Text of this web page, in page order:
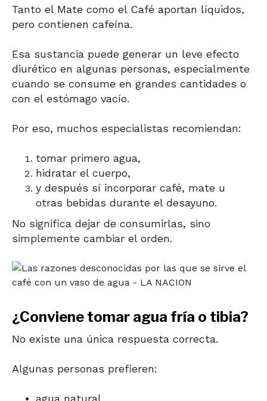
Tanto el Mate como el Café aportan líquidos,
pero contienen cafeína.
Esa sustancia puede generar un leve efecto
diurético en algunas personas, especialmente
cuando se consume en grandes cantidades o
con el estómago vacío.
Por eso, muchos especialistas recomiendan:
tomar primero agua,
hidratar el cuerpo,
y después sí incorporar café, mate u
otras bebidas durante el desayuno.
No significa dejar de consumirlas, sino
simplemente cambiar el orden.
¿Conviene tomar agua fría o tibia?
No existe una única respuesta correcta.
Algunas personas prefieren:
agua natural,